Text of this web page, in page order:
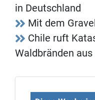
in Deutschland
Mit dem
Chile ruft
Waldbränden aus